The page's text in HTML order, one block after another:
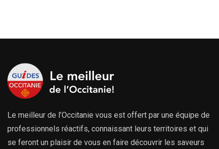
Le meilleur de l’Occitanie vous est offert par une équipe de
professionnels réactifs, connaissant leurs territoires et qui
se feront un plaisir de vous en faire découvrir les saveurs